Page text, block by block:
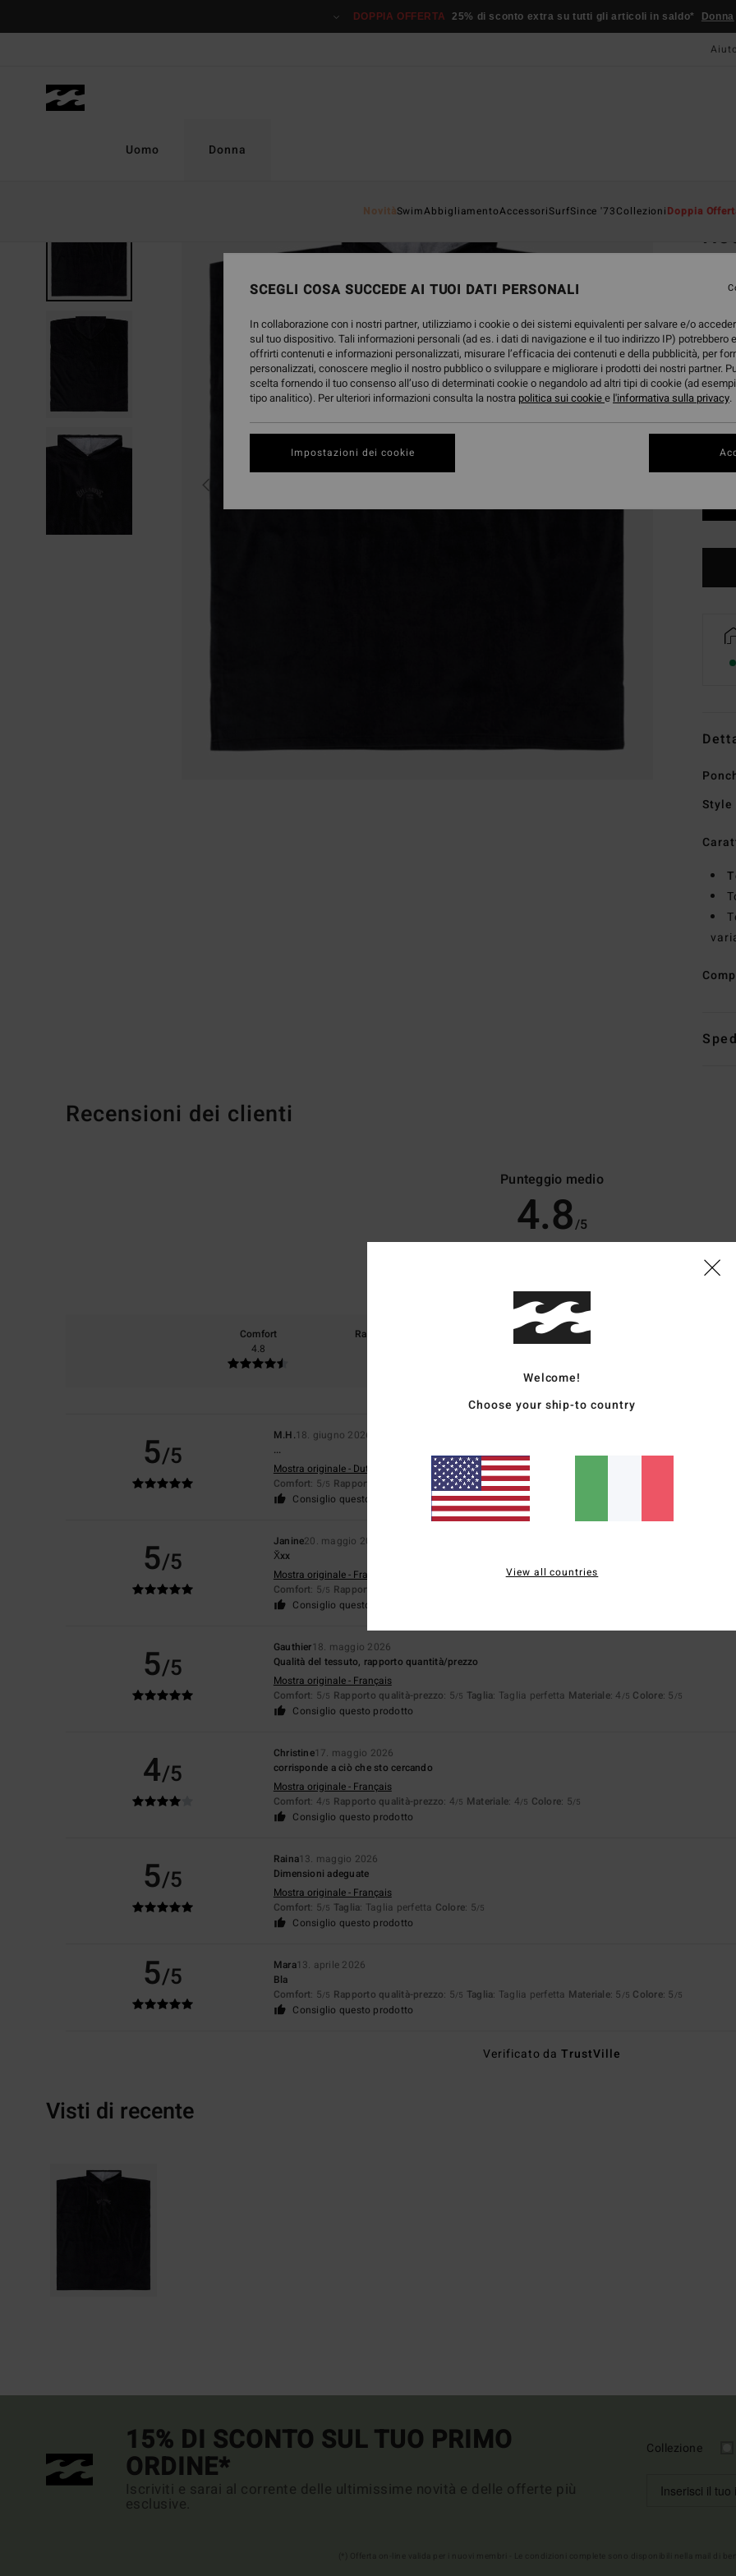
prodotto
DOPPIA OFFERTA 25% di sconto extra su tutti gli articoli in saldo* Donna
Uomo Donna
NovitàSwimAbbigliamentoAccessoriSurfSince '73CollezioniDoppia
Style
Recensioni dei clienti
Punteggio medio
4.8/5
Il 100% dei nostri clienti consiglia questo prodotto
Comfort
4.8
Rapporto qualità-prezzo
Taglia
5/5
M.H.18. giugno 2026
...
Mostra originale - Dutch
Comfort: 5/5 Rapporto qualità-prezzo: 3/5 Taglia: Taglia perfetta
Consiglio questo prodotto
5/5
Janine20. maggio 2026
X̌xx
Mostra originale - Français
Comfort: 5/5 Rapporto qualità-prezzo
Consiglio questo prodotto
5/5
Gauthier18. maggio 2026
Qualità del tessuto, rapporto quantità/prezzo
Mostra originale - Français
Comfort: 5/5 Rapporto qualità-prezzo: 5/5 Taglia: Taglia perfetta Materiale: 4 /5 Colore: 5 /5
Consiglio questo prodotto
4/5
Christine17. maggio 2026
corrisponde a ciò che sto cercando
Mostra originale - Français
Comfort: 4/5 Rapporto qualità-prezzo: 4/5 Materiale: 4/5 Colore: 5/5
Consiglio questo prodotto
5/5
Raina13. maggio 2026
Dimensioni adeguate
Mostra originale - Français
Comfort: 5/5 Taglia: Taglia perfetta Colore: 5/5
Consiglio questo prodotto
5/5 Mara13. aprile 2026
Bla
Comfort: 5/5 Rapporto qualità-prezzo: 5/5 Taglia: Taglia perfetta Materiale: 5 /5 Colore: 5 /5
Consiglio questo prodotto
Verificato daTrustVille
Visti di recente
15% DI SCONTO SUL TUO PRIMO
ORDINE*
Iscriviti e sarai al corrente delle ultimissime novità e delle offerte più
esclusive.
Collezione
Welcome!
Choose your ship-to country
View all countries
SCEGLI COSA SUCCEDE AI TUOI DATI PERSONALI
In collaborazione con i nostri partner, utilizziamo i cookie o dei sistemi equivalenti per salvare e/o
sul tuo dispositivo. Tali informazioni personali (ad es. i dati di navigazione e il tuo indirizzo IP) potrebbero
offrirti contenuti e informazioni personalizzati, misurare l’efficacia dei contenuti e della pubblicità, per
personalizzati, conoscere meglio il nostro pubblico o sviluppare e migliorare i prodotti dei nostri partner.
scelta fornendo il tuo consenso all’uso di determinati cookie o negandolo ad altri tipi di cookie (ad
tipo analitico). Per ulteriori informazioni consulta la nostra politica sui cookiee l'informativa sulla privacy.
Impostazioni dei cookie